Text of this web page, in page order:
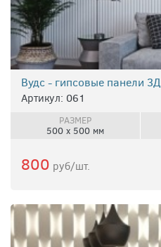
Вудс - гипсовые панели 3Д
Артикул: 061
РАЗМЕР
500 х 500 мм
800 руб/шт.